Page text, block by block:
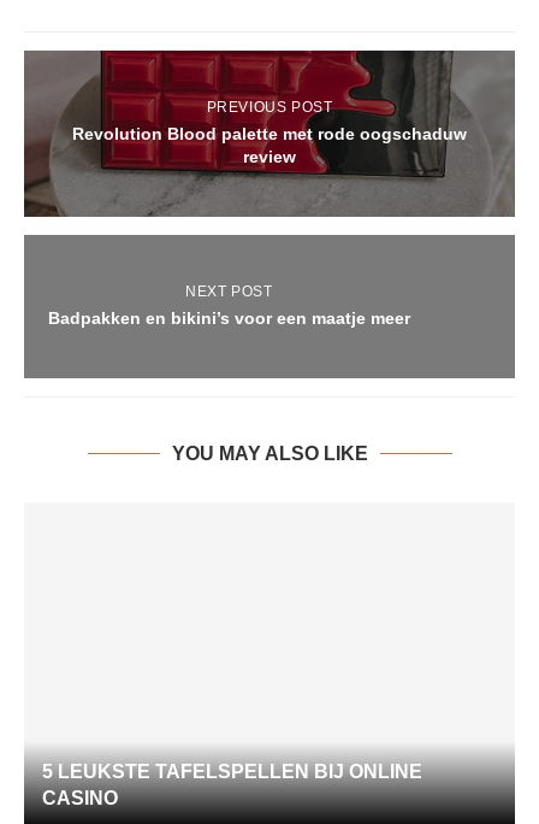
PREVIOUS POST
Revolution Blood palette met rode oogschaduw
review
NEXT POST
Badpakken en bikini’s voor een maatje meer
YOU MAY ALSO LIKE
5 LEUKSTE TAFELSPELLEN BIJ ONLINE
CASINO